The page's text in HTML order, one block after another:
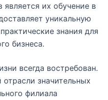
их обучение в
уникальную
знания для
бизнеса.
всегда востребован.
значительных
филиала